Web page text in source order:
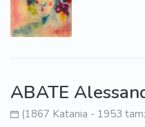
ABATE
(1867 Katania - 1953